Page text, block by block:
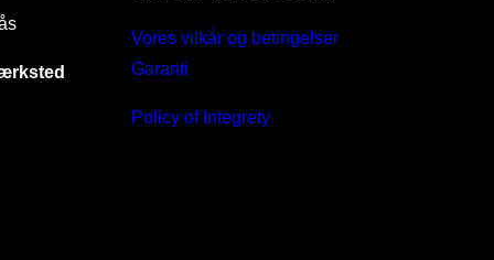
Vores vilkår og betingelser
Garanti
Policy of Integrety